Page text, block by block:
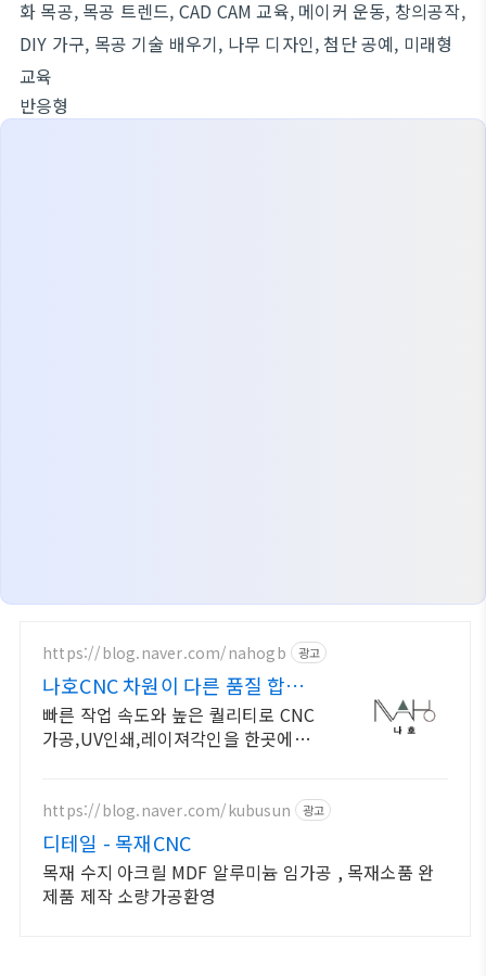
화 목공, 목공 트렌드, CAD CAM 교육, 메이커 운동, 창의공작,
DIY 가구, 목공 기술 배우기, 나무 디자인, 첨단 공예, 미래형
교육
반응형
https://blog.naver.com/nahogb 광고
나호CNC 차원이 다른 품질 합리
적인가격. 가공맛집!
빠른 작업 속도와 높은 퀄리티로 CNC
가공,UV인쇄,레이져각인을 한곳에서
재 가공 가능
https://blog.naver.com/kubusun 광고
디테일 - 목재CNC
목재 수지 아크릴 MDF 알루미늄 임가공 , 목재소품 완
제품 제작 소량가공환영